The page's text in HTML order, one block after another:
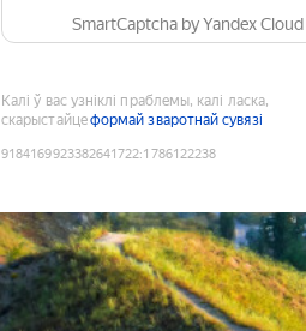
SmartCaptcha by Yandex Cloud
Калі ў вас узніклі праблемы, калі ласка,
скарыстайцеформай зваротнай сувязі
9184169923382641722:1786122238